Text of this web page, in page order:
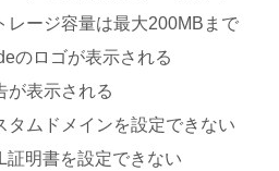
レージ容量は最大200MBまで
のロゴが表示される
が表示される
タムドメインを設定できない
証明書を設定できない